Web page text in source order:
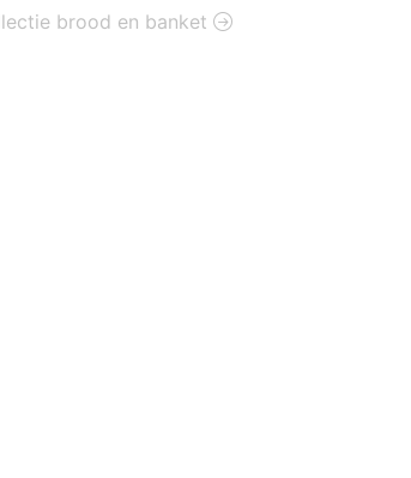
brood en banket